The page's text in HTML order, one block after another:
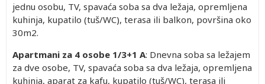
jednu osobu, TV, spavaća soba sa dva ležaja, opremljena
kuhinja, kupatilo (tuš/WC), terasa ili balkon, površina oko
30m2.
Apartmani za 4 osobe 1/3+1 A: Dnevna soba sa ležajem
za dve osobe, TV, spavaća soba sa dva ležaja, opremljena
kuhinja, aparat za kafu, kupatilo (tuš/WC), terasa ili